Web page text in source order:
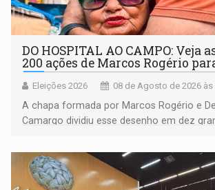
DO HOSPITAL AO CAMPO: Veja
200 ações de Marcos Rogério
Eleições 2026 08 de Agosto de 2026 às
A chapa formada por Marcos Rogério e
Camargo dividiu esse desenho em dez